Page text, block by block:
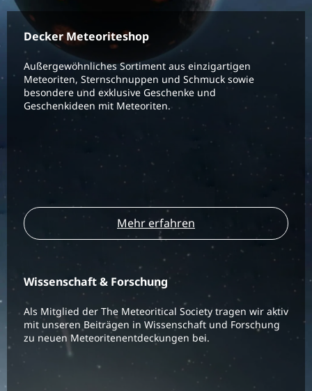
Decker Meteoriteshop
Außergewöhnliches Sortiment aus einzigartigen
Meteoriten, Sternschnuppen und Schmuck sowie
besondere und exklusive Geschenke und
Geschenkideen mit Meteoriten.
Mehr erfahren
Wissenschaft & Forschung
Als Mitglied der The Meteoritical Society tragen wir aktiv
mit unseren Beiträgen in Wissenschaft und Forschung
zu neuen Meteoritenentdeckungen bei.